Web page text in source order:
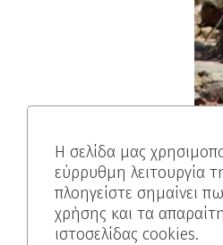
Η σελίδα μας
εύρρυθμη λειτουργία
πλοηγείστε σημαίνει
χρήσης και τα
ιστοσελίδας cookies.